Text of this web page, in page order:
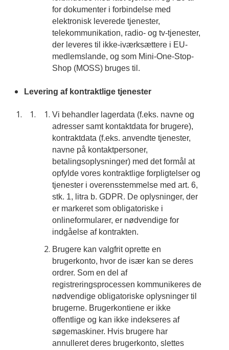
for dokumenter i forbindelse med
elektronisk leverede tjenester,
telekommunikation, radio- og tv-tjenester,
der leveres til ikke-iværksættere i EU-
medlemslande, og som Mini-One-Stop-
Shop (MOSS) bruges til.
Levering af kontraktlige tjenester
Vi behandler lagerdata (f.eks. navne og
adresser samt kontaktdata for brugere),
kontraktdata (f.eks. anvendte tjenester,
navne på kontaktpersoner,
betalingsoplysninger) med det formål at
opfylde vores kontraktlige forpligtelser og
tjenester i overensstemmelse med art. 6,
stk. 1, litra b. GDPR. De oplysninger, der
er markeret som obligatoriske i
onlineformularer, er nødvendige for
indgåelse af kontrakten.
Brugere kan valgfrit oprette en
brugerkonto, hvor de især kan se deres
ordrer. Som en del af
registreringsprocessen kommunikeres de
nødvendige obligatoriske oplysninger til
brugerne. Brugerkontiene er ikke
offentlige og kan ikke indekseres af
søgemaskiner. Hvis brugere har
annulleret deres brugerkonto, slettes